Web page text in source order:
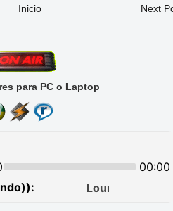
Inicio Next
para PC o Laptop